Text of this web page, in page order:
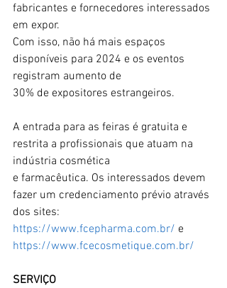
fabricantes e fornecedores interessados
em expor.
Com isso, não há mais espaços
disponíveis para 2024 e os eventos
registram aumento de
30% de expositores estrangeiros.
A entrada para as feiras é gratuita e
restrita a profissionais que atuam na
indústria cosmética
e farmacêutica. Os interessados devem
fazer um credenciamento prévio através
dos sites:
https://www.fcepharma.com.br/ e
https://www.fcecosmetique.com.br/
SERVIÇO